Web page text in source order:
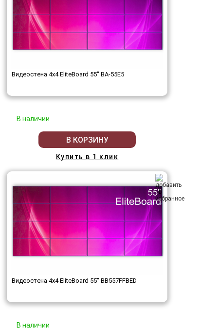
Видеостена 4x4 EliteBoard 55" BA-55E5
В наличии
В КОРЗИНУ
Купить в 1 клик
Видеостена 4x4 EliteBoard 55" BB557FFBED
В наличии